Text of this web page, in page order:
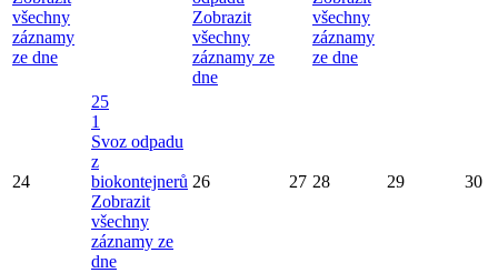
všechny
záznamy
ze dne
Zobrazit
všechny
záznamy ze
dne
všechny
záznamy
ze dne
24
25
1
Svoz odpadu
z
biokontejnerů
Zobrazit
všechny
záznamy ze
dne
26 27 28 29 30